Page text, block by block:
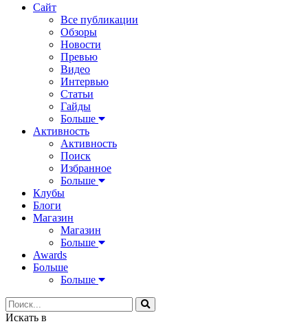
Сайт
Все публикации
Обзоры
Новости
Превью
Видео
Интервью
Статьи
Гайды
Больше
Активность
Активность
Поиск
Избранное
Больше
Клубы
Блоги
Магазин
Магазин
Больше
Awards
Больше
Больше
Искать в